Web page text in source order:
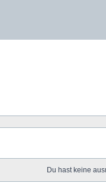
Du hast keine